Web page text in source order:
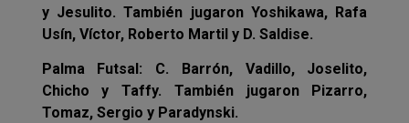
y Jesulito. También jugaron Yoshikawa, Rafa
Usín, Víctor, Roberto Martil y D. Saldise.
Palma Futsal: C. Barrón, Vadillo, Joselito,
Chicho y Taffy. También jugaron Pizarro,
Tomaz, Sergio y Paradynski.